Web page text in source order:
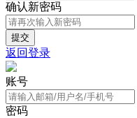
确认新密码
返回登录
账号
密码